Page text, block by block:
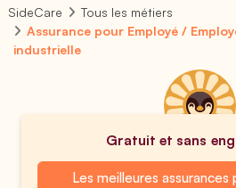
SideCare
Tous les métiers
Assurance pour Employé /
industrielle
Gratuit et sans
Les meilleures